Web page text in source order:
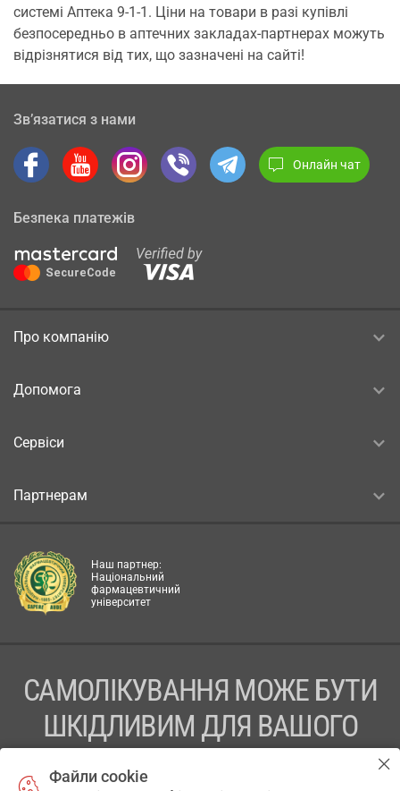
системі Аптека 9-1-1. Ціни на товари в разі купівлі
безпосередньо в аптечних закладах-партнерах можуть
відрізнятися від тих, що зазначені на сайті!
Зв’язатися з нами
Онлайн чат
Безпека платежів
Про компанію
Допомога
Сервіси
Партнерам
Наш партнер:
Національний
фармацевтичний
університет
САМОЛІКУВАННЯ МОЖЕ БУТИ
ШКІДЛИВИМ ДЛЯ ВАШОГО
Файли cookie